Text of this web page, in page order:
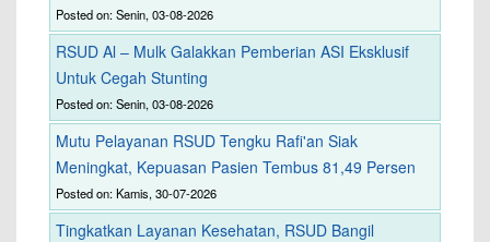
Posted on: Senin, 03-08-2026
RSUD Al – Mulk Galakkan Pemberian ASI Eksklusif
Untuk Cegah Stunting
Posted on: Senin, 03-08-2026
Mutu Pelayanan RSUD Tengku Rafi'an Siak
Meningkat, Kepuasan Pasien Tembus 81,49 Persen
Posted on: Kamis, 30-07-2026
Tingkatkan Layanan Kesehatan, RSUD Bangil